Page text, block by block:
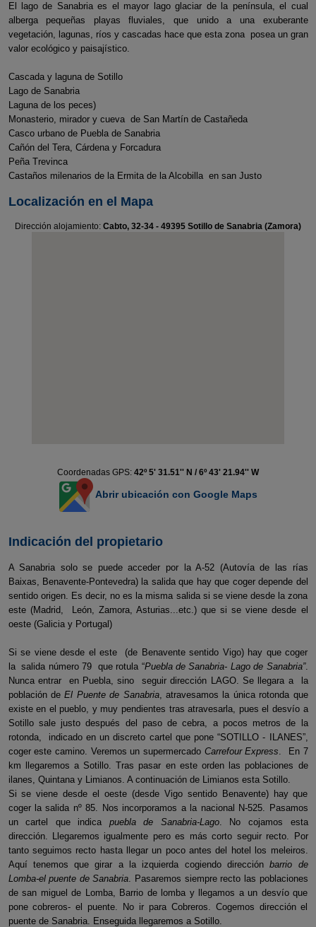
El lago de Sanabria es el mayor lago glaciar de la península, el cual
alberga pequeñas playas fluviales, que unido a una exuberante
vegetación, lagunas, ríos y cascadas hace que esta zona posea un gran
valor ecológico y paisajístico.
Cascada y laguna de Sotillo
Lago de Sanabria
Laguna de los peces)
Monasterio, mirador y cueva de San Martín de Castañeda
Casco urbano de Puebla de Sanabria
Cañón del Tera, Cárdena y Forcadura
Peña Trevinca
Castaños milenarios de la Ermita de la Alcobilla en san Justo
Localización en el Mapa
Dirección alojamiento: Cabto, 32-34 - 49395 Sotillo de Sanabria (Zamora)
Coordenadas GPS: 42º 5' 31.51'' N / 6º 43' 21.94'' W
Abrir ubicación con Google Maps
Indicación del propietario
A Sanabria solo se puede acceder por la A-52 (Autovía de las rías
Baixas, Benavente-Pontevedra) la salida que hay que coger depende del
sentido origen. Es decir, no es la misma salida si se viene desde la zona
este (Madrid, León, Zamora, Asturias...etc.) que si se viene desde el
oeste (Galicia y Portugal)
Si se viene desde el este (de Benavente sentido Vigo) hay que coger
la salida número 79 que rotula “Puebla de Sanabria- Lago de Sanabria”.
Nunca entrar en Puebla, sino seguir dirección LAGO. Se llegara a la
población deEl Puente de Sanabria, atravesamos la única rotonda que
existe en el pueblo, y muy pendientes tras atravesarla, pues el desvío a
Sotillo sale justo después del paso de cebra, a pocos metros de la
rotonda, indicado en un discreto cartel que pone “SOTILLO - ILANES”,
coger este camino. Veremos un supermercado Carrefour Express. En 7
km llegaremos a Sotillo. Tras pasar en este orden las poblaciones de
ilanes, Quintana y Limianos. A continuación de Limianos esta Sotillo.
Si se viene desde el oeste (desde Vigo sentido Benavente) hay que
coger la salida nº 85. Nos incorporamos a la nacional N-525. Pasamos
un cartel que indica puebla de Sanabria-Lago. No cojamos esta
dirección. Llegaremos igualmente pero es más corto seguir recto. Por
tanto seguimos recto hasta llegar un poco antes del hotel los meleiros.
Aquí tenemos que girar a la izquierda cogiendo direcciónbarrio de
Lomba-el puente de Sanabria. Pasaremos siempre recto las poblaciones
de san miguel de Lomba, Barrio de lomba y llegamos a un desvío que
pone cobreros- el puente. No ir para Cobreros. Cogemos dirección el
puente de Sanabria. Enseguida llegaremos a Sotillo.